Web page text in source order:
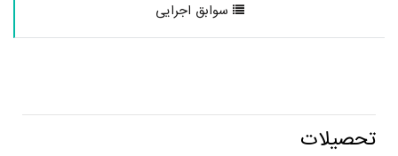
سوابق اجرایی
تحصیلات